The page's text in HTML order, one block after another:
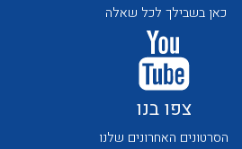
כאן בשבילך לכל שאלה
צפו בנו
הסרטונים האחרונים שלנו